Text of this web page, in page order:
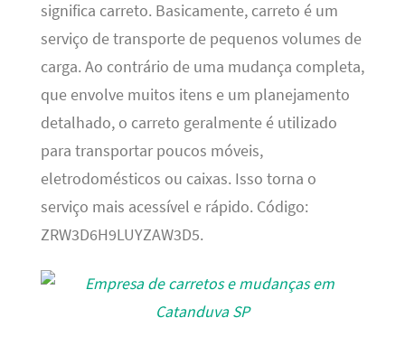
significa carreto. Basicamente, carreto é um
serviço de transporte de pequenos volumes de
carga. Ao contrário de uma mudança completa,
que envolve muitos itens e um planejamento
detalhado, o carreto geralmente é utilizado
para transportar poucos móveis,
eletrodomésticos ou caixas. Isso torna o
serviço mais acessível e rápido. Código:
ZRW3D6H9LUYZAW3D5.